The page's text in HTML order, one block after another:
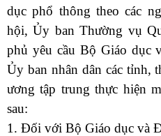
dục phổ thông theo các
hội, Ủy ban Thường vụ
phủ yêu cầu Bộ Giáo dục
Ủy ban nhân dân các tỉnh,
ương tập trung thực hiện
sau:
1. Đối với Bộ Giáo dục và